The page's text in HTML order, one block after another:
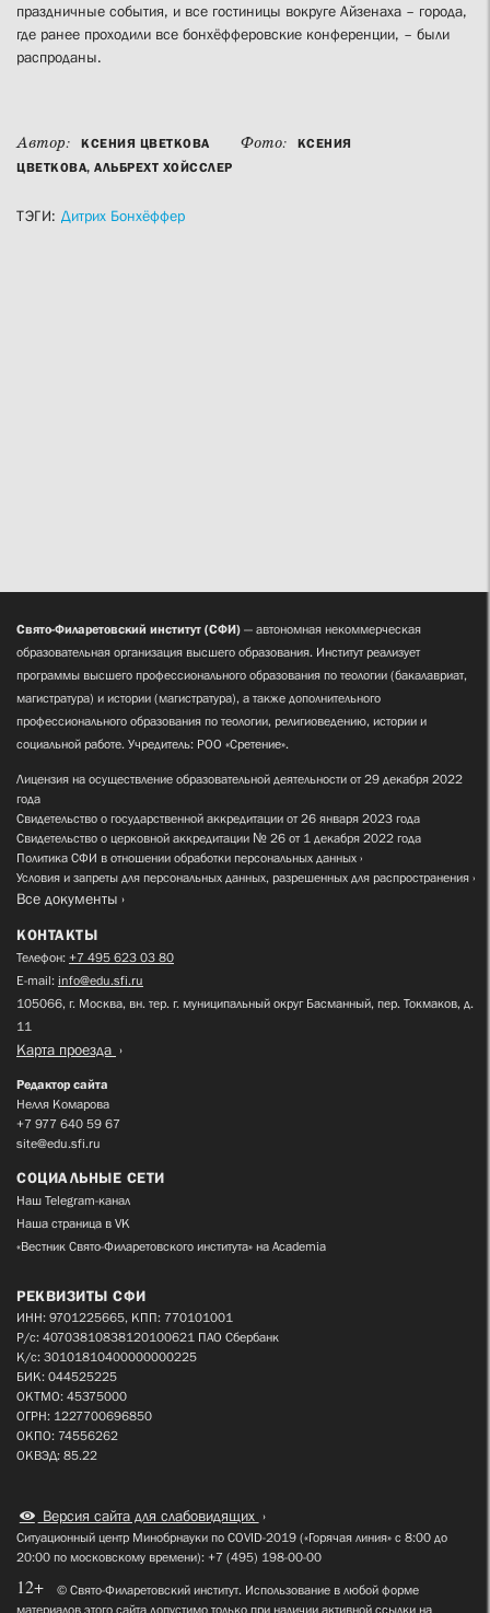
праздничные события, и все гостиницы вокруге Айзенаха – города,
где ранее проходили все бонхёфферовские конференции, – были
распроданы.
Автор: КСЕНИЯ ЦВЕТКОВА Фото:
КСЕНИЯ
ЦВЕТКОВА, АЛЬБРЕХТ ХОЙССЛЕР
ТЭГИ: Дитрих Бонхёффер
Свято-Филаретовский институт (СФИ) — автономная некоммерческая
образовательная организация высшего образования. Институт реализует
программы высшего профессионального образования по теологии (бакалавриат,
магистратура) и истории (магистратура), а также дополнительного
профессионального образования по теологии, религиоведению, истории и
социальной работе. Учредитель: РОО «Сретение».
Лицензия на осуществление образовательной деятельности от 29 декабря 2022
года
Свидетельство о государственной аккредитации от 26 января 2023 года
Свидетельство о церковной аккредитации № 26 от 1 декабря 2022 года
Политика СФИ в отношении обработки персональных данных
Условия и запреты для персональных данных, разрешенных для распространения
Все документы
КОНТАКТЫ
Телефон: +7 495 623 03 80
E-mail: info@edu.sfi.ru
105066, г. Москва, вн. тер. г. муниципальный округ Басманный, пер. Токмаков, д.
11
Карта проезда
Редактор сайта
Нелля Комарова
+7 977 640 59 67
site@edu.sfi.ru
СОЦИАЛЬНЫЕ СЕТИ
Наш Telegram-канал
Наша страница в VK
«Вестник Свято-Филаретовского института» на Academia
РЕКВИЗИТЫ СФИ
ИНН: 9701225665, КПП: 770101001
Р/с: 40703810838120100621 ПАО Сбербанк
К/с: 30101810400000000225
БИК: 044525225
ОКТМО: 45375000
ОГРН: 1227700696850
ОКПО: 74556262
ОКВЭД: 85.22
Версия сайта для слабовидящих
Ситуационный центр Минобрнауки по COVID-2019 («Горячая линия» с 8:00 до
20:00 по московскому времени): +7 (495) 198-00-00
12+
© Свято-Филаретовский институт. Использование в любой форме
материалов этого сайта допустимо только при наличии активной ссылки на